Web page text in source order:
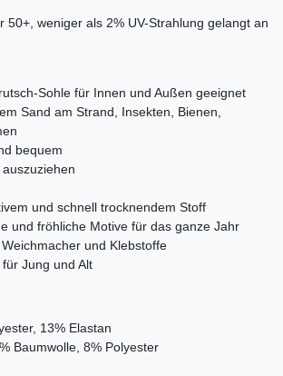
50+, weniger als 2% UV-Strahlung gelangt an
Sohle für Innen und Außen geeignet
Sand am Strand, Insekten, Bienen,
bequem
und schnell trocknendem Stoff
und fröhliche Motive für das ganze Jahr
und Klebstoffe
Jung und Alt
13% Elastan
Baumwolle, 8% Polyester